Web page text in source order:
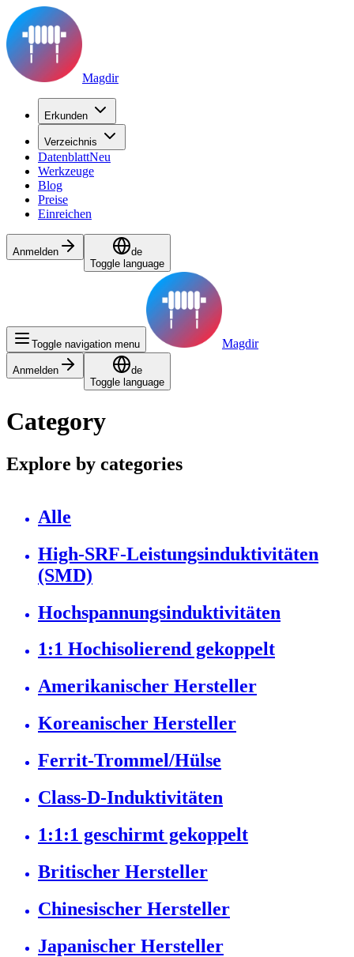
Magdir
Erkunden
Verzeichnis
DatenblattNeu
Werkzeuge
Blog
Preise
Einreichen
Anmelden
de
Toggle language
Toggle navigation menu Magdir
Anmelden
de
Toggle language
Category
Explore by categories
Alle
High-SRF-Leistungsinduktivitäten
(SMD)
Hochspannungsinduktivitäten
1:1 Hochisolierend gekoppelt
Amerikanischer Hersteller
Koreanischer Hersteller
Ferrit-Trommel/Hülse
Class-D-Induktivitäten
1:1:1 geschirmt gekoppelt
Britischer Hersteller
Chinesischer Hersteller
Japanischer Hersteller